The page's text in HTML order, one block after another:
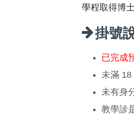
學程取得博
掛號
已完成
未滿 18
未有身
教學診